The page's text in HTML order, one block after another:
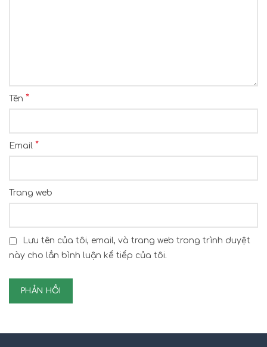
Tên *
Email *
Trang web
Lưu tên của tôi, email, và trang web trong trình duyệt
này cho lần bình luận kế tiếp của tôi.